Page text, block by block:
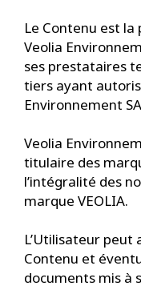
Le Contenu est la
Veolia
ses prestataires
tiers ayant
Environnement
Veolia
titulaire des
l’intégralité des
marque VEOLIA.
L’Utilisateur peut
Contenu et
documents mis à